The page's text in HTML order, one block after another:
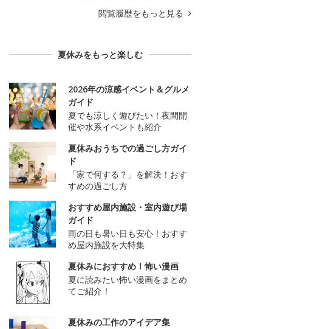
閲覧履歴をもっと見る
夏休みをもっと楽しむ
2026年の涼感イベント＆グルメ
ガイド
夏でも涼しく遊びたい！夜間開
催や水系イベントも紹介
夏休みおうちでの過ごし方ガイ
ド
「家で何する？」を解決！おす
すめの過ごし方
おすすめ屋内施設・室内遊び場
ガイド
雨の日も暑い日も安心！おすす
め屋内施設を大特集
夏休みにおすすめ！怖い漫画
夏に読みたい怖い漫画をまとめ
てご紹介！
夏休みの工作のアイデア集